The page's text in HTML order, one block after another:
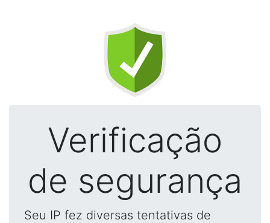
Verificação
de segurança
Seu IP fez diversas tentativas de